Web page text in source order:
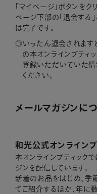
「マイページ」ボタンをク
ページ下部の「退会する
は完了です。
いったん退会されますと
の本オンラインブティ
登録いただいていた
ください。
メールマガジンに
和光公式オンライン
本オンラインブティック
ジンを配信しています。
新着のお品をはじめ、季
てご紹介するほか、年に